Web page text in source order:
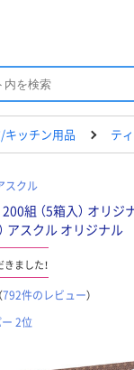
キッチン用品 テ
スクル
組 （5箱入） オリ
アスクル オリジナル
ました！
（792件のレビュー）
2位